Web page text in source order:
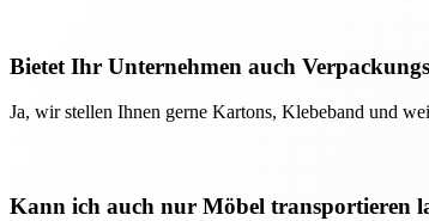
Bietet Ihr Unternehmen auch
Ja, wir stellen Ihnen gerne Kartons, Klebeband und
Kann ich auch nur Möbel transportieren